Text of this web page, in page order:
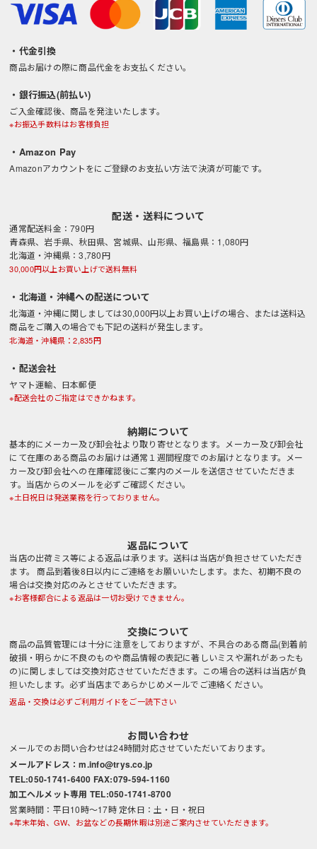
・代金引換
商品お届けの際に商品代金をお支払ください。
・銀行振込(前払い)
ご入金確認後、商品を発注いたします。
※お振込手数料はお客様負担
・Amazon Pay
Amazonアカウントをにご登録のお支払い方法で決済が可能です。
配送・送料について
通常配送料金：790円
青森県、岩手県、秋田県、宮城県、山形県、福島県：1,080円
北海道・沖縄県：3,780円
30,000円以上お買い上げで送料無料
・北海道・沖縄への配送について
北海道・沖縄に関しましては30,000円以上お買い上げの場合、または送料込
商品をご購入の場合でも下記の送料が発生します。
北海道・沖縄県：2,835円
・配送会社
ヤマト運輸、日本郵便
※配送会社のご指定はできかねます。
納期について
基本的にメーカー及び卸会社より取り寄せとなります。メーカー及び卸会社
にて在庫のある商品のお届けは通常１週間程度でのお届けとなります。メー
カー及び卸会社への在庫確認後にご案内のメールを送信させていただきま
す。当店からのメールを必ずご確認ください。
※土日祝日は発送業務を行っておりません。
返品について
当店の出荷ミス等による返品は承ります。送料は当店が負担させていただき
ます。 商品到着後8日以内にご連絡をお願いいたします。また、初期不良の
場合は交換対応のみとさせていただきます。
※お客様都合による返品は一切お受けできません。
交換について
商品の品質管理には十分に注意をしておりますが、不具合のある商品(到着前
破損・明らかに不良のものや商品情報の表記に著しいミスや漏れがあったも
の)に関しましては交換対応させていただきます。この場合の送料は当店が負
担いたします。必ず当店まであらかじめメールでご連絡ください。
返品・交換は必ずご利用ガイドをご一読下さい
お問い合わせ
メールでのお問い合わせは24時間対応させていただいております。
メールアドレス：m.info@trys.co.jp
TEL:050-1741-6400 FAX:079-594-1160
加工ヘルメット専用 TEL:050-1741-8700
営業時間：平日10時～17時 定休日：土・日・祝日
※年末年始、GW、お盆などの長期休暇は別途ご案内させていただきます。